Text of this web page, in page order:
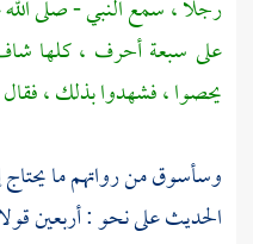
رجلا ، سمع النبي - صلى
على سبعة أحرف ، كلها
يحصوا ، فشهدوا بذلك ،
وسأسوق من رواتهم ما
الحديث على نحو : أربعين